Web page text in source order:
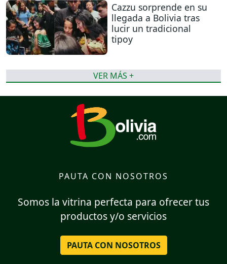
Cazzu sorprende en su
llegada a Bolivia tras
lucir un tradicional
tipoy
VER MÁS +
PAUTA CON NOSOTROS
Somos la vitrina perfecta para ofrecer tus
productos y/o servicios
PAUTA CON NOSOTROS